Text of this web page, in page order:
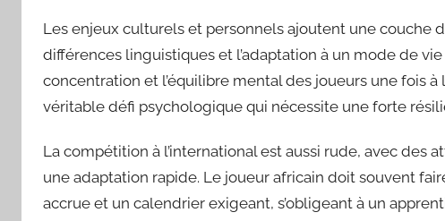
Les enjeux culturels et personnels ajoutent une couche
différences linguistiques et l’adaptation à un mode de
concentration et l’équilibre mental des joueurs une fois
véritable défi psychologique qui nécessite une forte
La compétition à l’international est aussi rude, avec des
une adaptation rapide. Le joueur africain doit souvent
accrue et un calendrier exigeant, s’obligeant à un